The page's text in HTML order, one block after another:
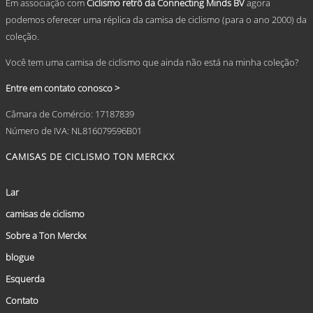
Em associação comCiclismo retrô da Connecting Minds BVagora
podemos oferecer uma réplica da camisa de ciclismo (para o ano 2000) da
coleção.
Você tem uma camisa de ciclismo que ainda não está na minha coleção?
Entre em contato conosco >
Câmara de Comércio: 17187839
Número de IVA: NL816079596B01
CAMISAS DE CICLISMO TON MERCKX
Lar
camisas de ciclismo
Sobre a Ton Merckx
blogue
Esquerda
Contato